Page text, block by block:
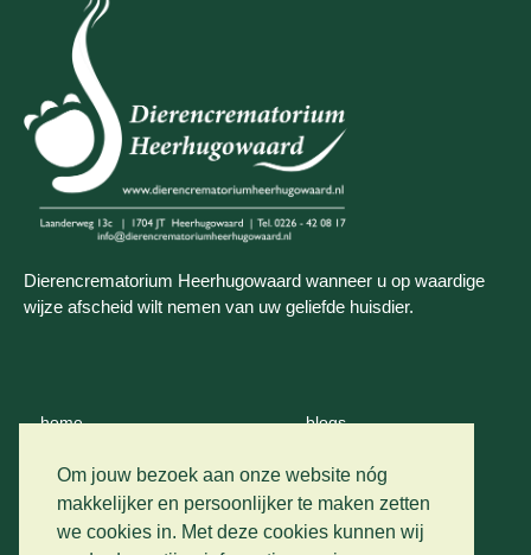
Om jouw bezoek aan onze website nóg
makkelijker en persoonlijker te maken zetten
we cookies in. Met deze cookies kunnen wij
Dierencrematorium Heerhugowaard wanneer u op waardige
wijze afscheid wilt nemen van uw geliefde huisdier.
home
wie zijn wij
blogs
contact